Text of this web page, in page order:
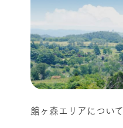
館ヶ森エリアについて